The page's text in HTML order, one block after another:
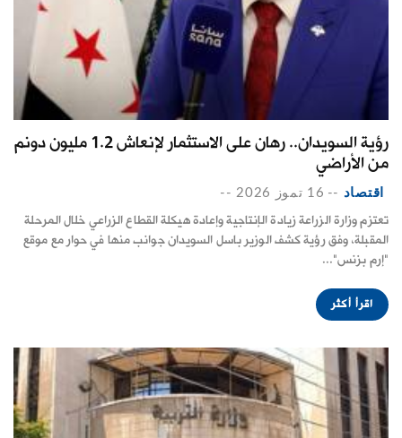
رؤية السويدان.. رهان على الاستثمار لإنعاش 1.2 مليون دونم
من الأراضي
اقتصاد -- 16 تموز 2026 --
تعتزم وزارة الزراعة زيادة الإنتاجية وإعادة هيكلة القطاع الزراعي خلال المرحلة
المقبلة، وفق رؤية كشف الوزير باسل السويدان جوانب منها في حوار مع موقع
"إرم بزنس"...
اقرأ أكثر